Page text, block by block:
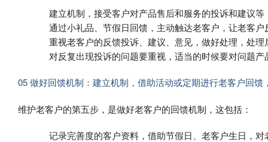
建立机制，接受客户对产品售后和服务的投诉和建议等
通过小礼品、节假日回馈，主动触达老客户，让老客
重视老客户的反馈投诉、建议、意见，做好处理，处理
对反复出现投诉的问题要重视，适当的时候要对问题
05 做好回馈机制：建立机制，借助活动或定期进行老客户回馈
维护老客户的第五步，是做好老客户的回馈机制，这包括：
记录完善度的客户资料，借助节假日、老客户生日，